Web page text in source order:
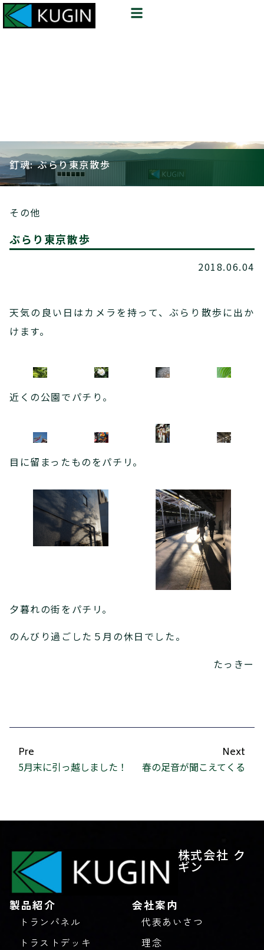
釘魂: ぶらり東京散歩
その他
ぶらり東京散歩
2018.06.04
天気の良い日はカメラを持って、ぶらり散歩に出か
けます。
近くの公園でパチり。
目に留まったものをパチリ。
夕暮れの街をパチリ。
のんびり過ごした５月の休日でした。
たっきー
Pre
5月末に引っ越しました！
Next
春の足音が聞こえてくる
株式会社 ク
ギン
製品紹介
トランパネル
トラストデッキ
会社案内
代表あいさつ
理念